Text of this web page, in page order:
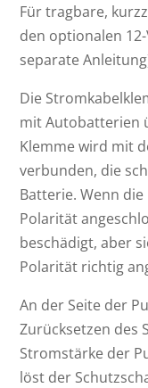
Für tragbare,
den optionalen
separate
Die
mit Autobatterien
Klemme wird mit
verbunden, die
Batterie. Wenn
Polarität
beschädigt, aber
Polarität richtig
An der Seite der
Zurücksetzen des
Stromstärke der
löst der